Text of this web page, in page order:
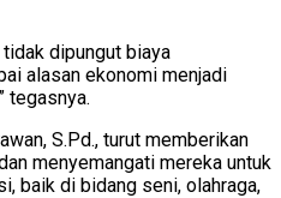
dipungut biaya
alasan ekonomi menjadi
tegasnya.
S.Pd., turut memberikan
menyemangati mereka untuk
baik di bidang seni, olahraga,